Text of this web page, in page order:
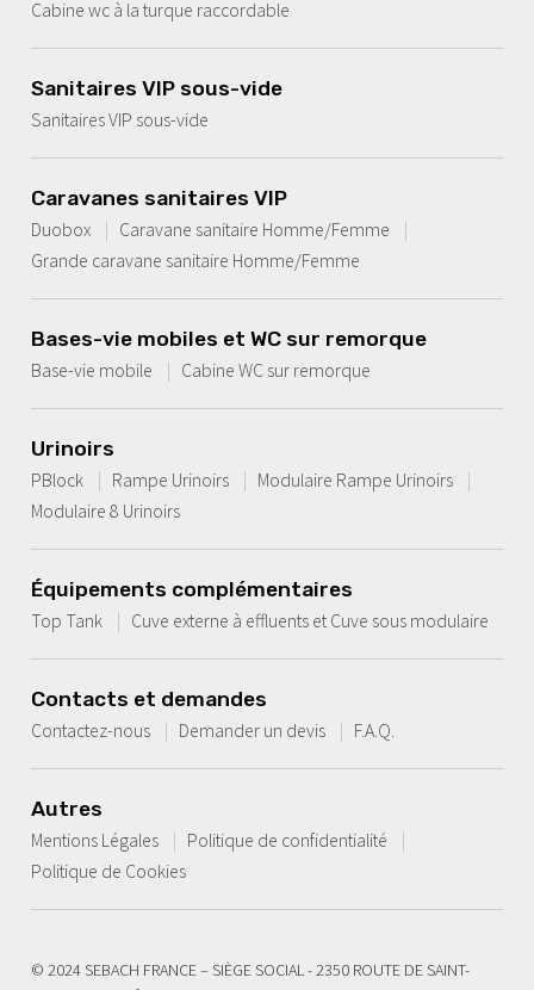
Cabine wc à la turque raccordable
Sanitaires VIP sous-vide
Sanitaires VIP sous-vide
Caravanes sanitaires VIP
Duobox
Caravane sanitaire Homme/Femme
Grande caravane sanitaire Homme/Femme
Bases-vie mobiles et WC sur remorque
Base-vie mobile
Cabine WC sur remorque
Urinoirs
PBlock
Rampe Urinoirs
Modulaire Rampe Urinoirs
Modulaire 8 Urinoirs
Équipements complémentaires
Top Tank
Cuve externe à effluents et Cuve sous modulaire
Contacts et demandes
Contactez-nous
Demander un devis F.A.Q.
Autres
Mentions Légales
Politique de confidentialité
Politique de Cookies
© 2024 SEBACH FRANCE – SIÈGE SOCIAL - 2350 ROUTE DE SAINT-